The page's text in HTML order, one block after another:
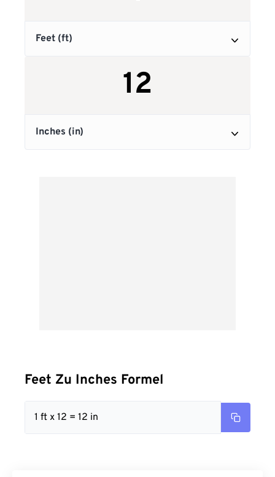
Feet Zu Inches Formel
1 ft x 12 = 12 in